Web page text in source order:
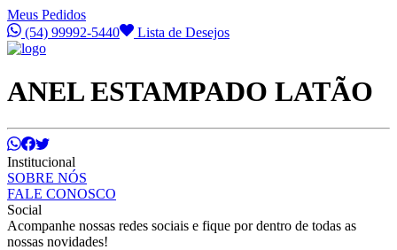
Meus Pedidos
(54) 99992-5440
Lista de Desejos
ANEL ESTAMPADO LATÃO
Institucional
SOBRE NÓS
FALE CONOSCO
Social
Acompanhe nossas redes sociais e fique por dentro de todas as
nossas novidades!